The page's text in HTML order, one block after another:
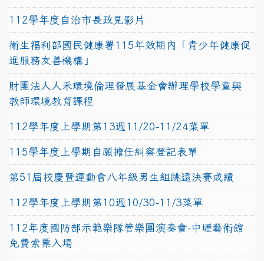
112學年度自治市長政見影片
衛生福利部國民健康署115年效期內「青少年健康促
進服務友善機構」
財團法人人禾環境倫理發展基金會辦理學校學童與
教師環境教育課程
112學年度上學期第13週11/20-11/24菜單
115學年度上學期自願擔任糾察登記表單
第51屆校慶暨運動會八年級男生組跳遠決賽成績
112學年度上學期第10週10/30-11/3菜單
112年度國防部示範樂隊管樂團演奏會-中壢藝術館
免費索票入場